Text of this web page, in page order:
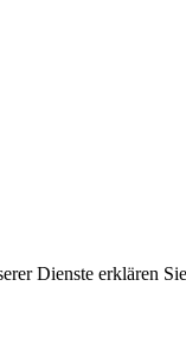
Dienste erklären